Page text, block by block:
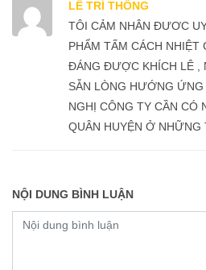
LÊ TRÍ THÔNG
TÔI CẢM NHÂN ĐƯƠC
PHẨM TẤM CÁCH NHIỆT
ĐÁNG ĐƯỢC KHÍCH LÊ ,
SẴN LÒNG HƯỚNG
NGHỊ CÔNG TY CẦN CÓ
QUÂN HUYỆN Ở NHỮNG
NỘI DUNG BÌNH LUẬN